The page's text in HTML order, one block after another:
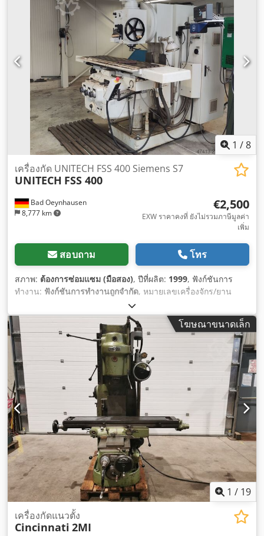
1 /8
Bad Oeynhausen
8,777 km
เครื่องกัด UNITECH FSS 400 Siemens S7
UNITECH FSS 400
€2,500
EXW ราคาคงที่ ยังไม่รวมภาษีมูลค่า
เพิ่ม
สอบถาม โทร
สภาพ: ต้องการซ่อมแซม (มือสอง), ปีที่ผลิต: 1999, ฟังก์ชันการ
ทำงาน: ฟังก์ชันการทำงานถูกจำกัด, หมายเลขเครื่องจักร/ยาน
, ระยะป้อนแกน X:
แกน Y:345 มม, ระยะป้อนแกน Z:400 มม, น้ำหนักรวม:4,100
กก.
โฆษณาขนาดเล็ก
1 / 19
เครื่องกัดแนวตั้ง
Cincinnati 2MI